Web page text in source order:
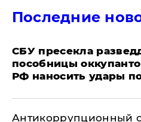
Последние
СБУ пресекла
пособницы
РФ наносить удары
Антикоррупционный